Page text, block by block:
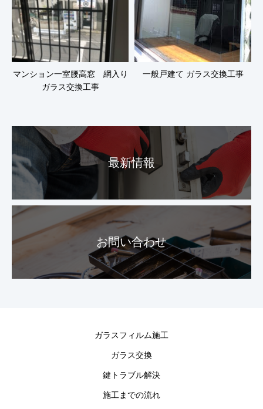
マンション一室腰高窓 網入り
ガラス交換工事
一般戸建て ガラス交換工事
最新情報
お問い合わせ
ガラスフィルム施工
ガラス交換
鍵トラブル解決
施工までの流れ